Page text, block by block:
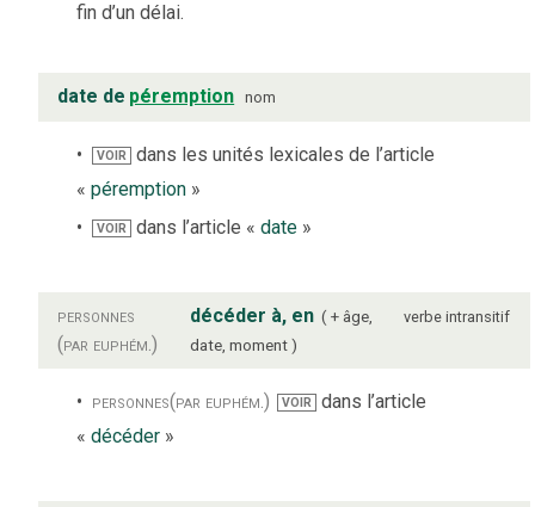
fin d’un délai.
date de péremption nom
VOIR
dans les unités lexicales de l’article
« péremption »
VOIR dans l’article «date »
personnes
(par euphém.)
décéder à, en
+ âge,
date, moment
verbe intransitif
personnes(par euphém.) VOIR dans l’article
« décéder »